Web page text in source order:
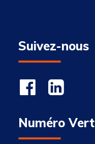
Suivez-nous
Numéro Vert